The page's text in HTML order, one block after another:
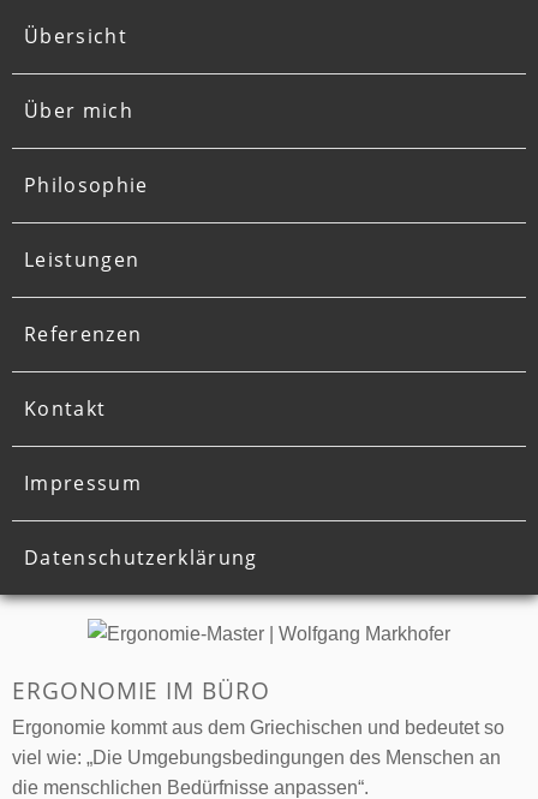
überspringen
Übersicht
Über mich
Philosophie
Leistungen
Referenzen
Kontakt
Impressum
Datenschutzerklärung
ERGONOMIE IM BÜRO
Ergonomie kommt aus dem Griechischen und bedeutet so
viel wie: „Die Umgebungsbedingungen des Menschen an
die menschlichen Bedürfnisse anpassen“.